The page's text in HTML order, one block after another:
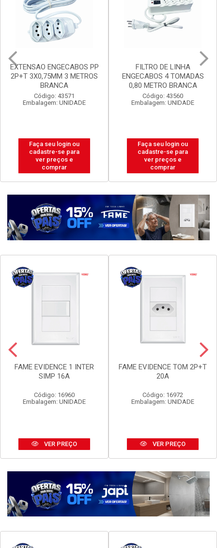
EXTENSAO ENGECABOS PP
2P+T 3X0,75MM 3 METROS
BRANCA
Código: 43571
Embalagem: UNIDADE
Faça seu login ou
cadastre-se para
ver preços e
comprar
FILTRO DE LINHA
ENGECABOS 4 TOMADAS
0,80 METRO BRANCA
Código: 43560
Embalagem: UNIDADE
Faça seu login ou
cadastre-se para
ver preços e
comprar
FAME EVIDENCE 1 INTER
SIMP 16A
Código: 16960
Embalagem: UNIDADE
VER PREÇO
FAME EVIDENCE TOM 2P+T
20A
Código: 16972
Embalagem: UNIDADE
VER PREÇO